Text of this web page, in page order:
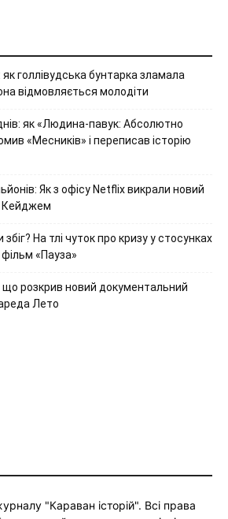
голлівудська бунтарка зламала
відмовляється молодіти
як «Людина-павук: Абсолютно
«Месників» і переписав історію
Як з офісу Netflix викрали новий
Кейджем
На тлі чуток про кризу у стосунках
«Пауза»
що розкрив новий документальний
Лето
"Караван історій". Всі права